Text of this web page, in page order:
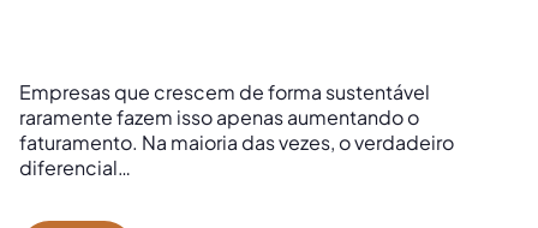
Empresas que crescem de forma sustentável
raramente fazem isso apenas aumentando o
faturamento. Na maioria das vezes, o verdadeiro
diferencial…